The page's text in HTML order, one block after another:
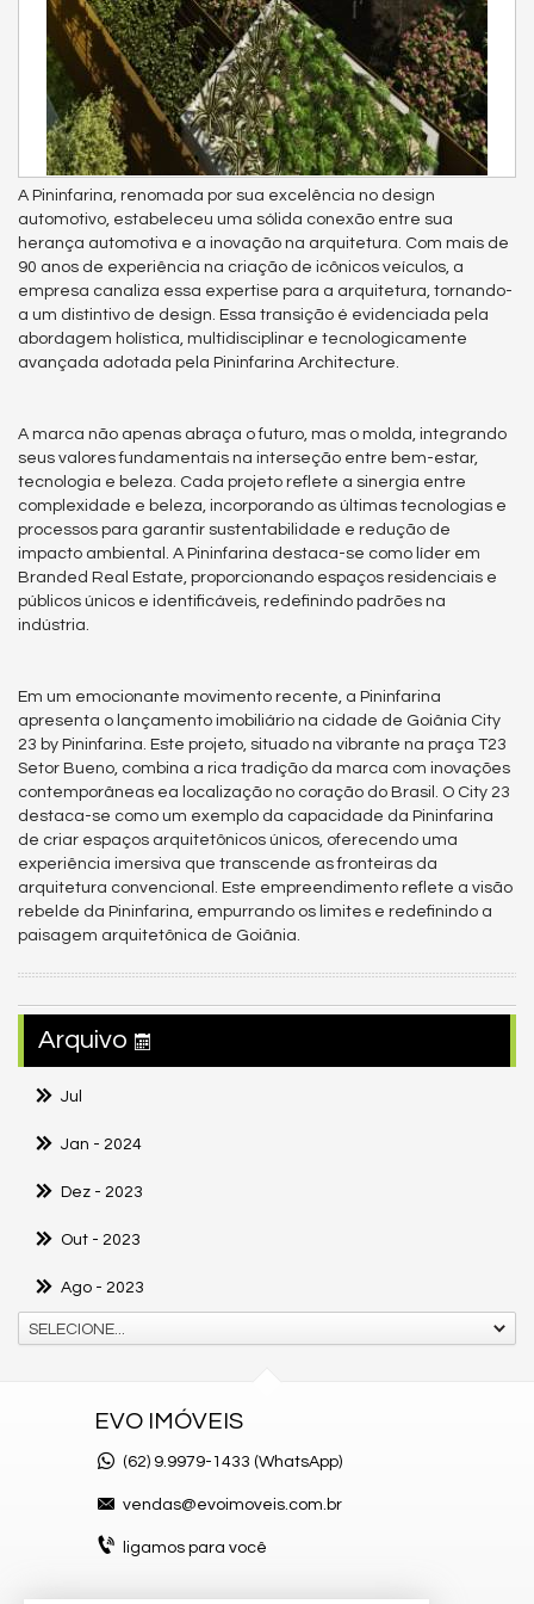
A Pininfarina, renomada por sua excelência no design
automotivo, estabeleceu uma sólida conexão entre sua
herança automotiva e a inovação na arquitetura. Com mais de
90 anos de experiência na criação de icônicos veículos, a
empresa canaliza essa expertise para a arquitetura, tornando-
a um distintivo de design. Essa transição é evidenciada pela
abordagem holística, multidisciplinar e tecnologicamente
avançada adotada pela Pininfarina Architecture.
A marca não apenas abraça o futuro, mas o molda, integrando
seus valores fundamentais na interseção entre bem-estar,
tecnologia e beleza. Cada projeto reflete a sinergia entre
complexidade e beleza, incorporando as últimas tecnologias e
processos para garantir sustentabilidade e redução de
impacto ambiental. A Pininfarina destaca-se como líder em
Branded Real Estate, proporcionando espaços residenciais e
públicos únicos e identificáveis, redefinindo padrões na
indústria.
Em um emocionante movimento recente, a Pininfarina
apresenta o lançamento imobiliário na cidade de Goiânia City
23 by Pininfarina. Este projeto, situado na vibrante na praça T23
Setor Bueno, combina a rica tradição da marca com inovações
contemporâneas ea localização no coração do Brasil. O City 23
destaca-se como um exemplo da capacidade da Pininfarina
de criar espaços arquitetônicos únicos, oferecendo uma
experiência imersiva que transcende as fronteiras da
arquitetura convencional. Este empreendimento reflete a visão
rebelde da Pininfarina, empurrando os limites e redefinindo a
paisagem arquitetônica de Goiânia.
Arquivo
Jul
Jan - 2024
Dez - 2023
Out - 2023
Ago - 2023
SELECIONE...
EVO IMÓVEIS
(62) 9.9979-1433 (WhatsApp)
vendas@evoimoveis.com.br
ligamos para você